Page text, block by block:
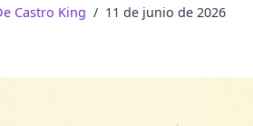
Castro King 11 de junio de 2026